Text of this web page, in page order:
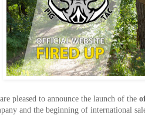
pleased to announce the launch of the
and the beginning of international